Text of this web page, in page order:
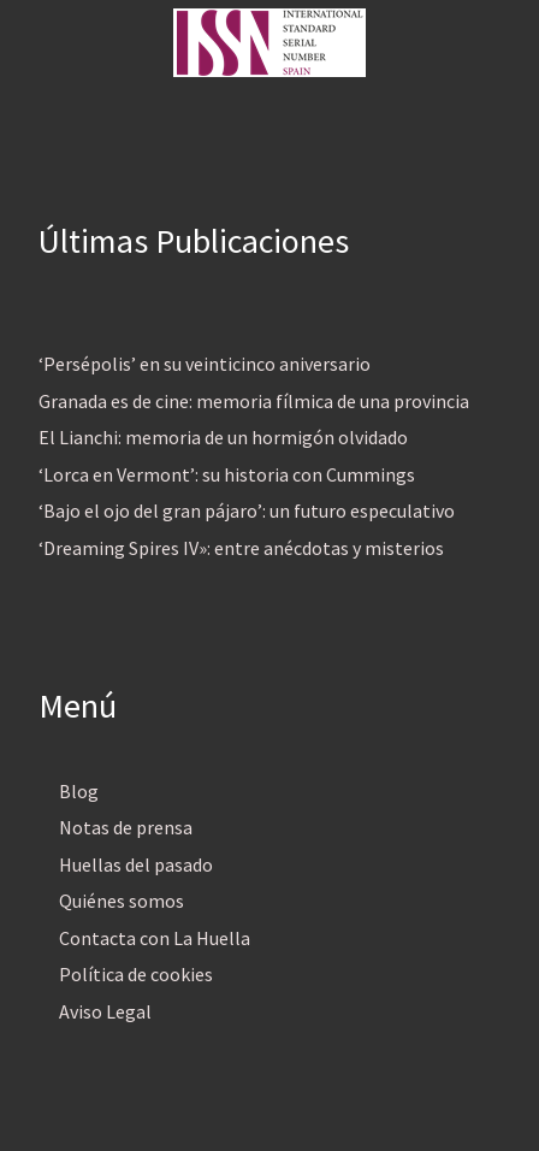
Últimas Publicaciones
‘Persépolis’ en su veinticinco aniversario
Granada es de cine: memoria fílmica de una provincia
El Lianchi: memoria de un hormigón olvidado
‘Lorca en Vermont’: su historia con Cummings
‘Bajo el ojo del gran pájaro’: un futuro especulativo
‘Dreaming Spires IV»: entre anécdotas y misterios
Menú
Blog
Notas de prensa
Huellas del pasado
Quiénes somos
Contacta con La Huella
Política de cookies
Aviso Legal